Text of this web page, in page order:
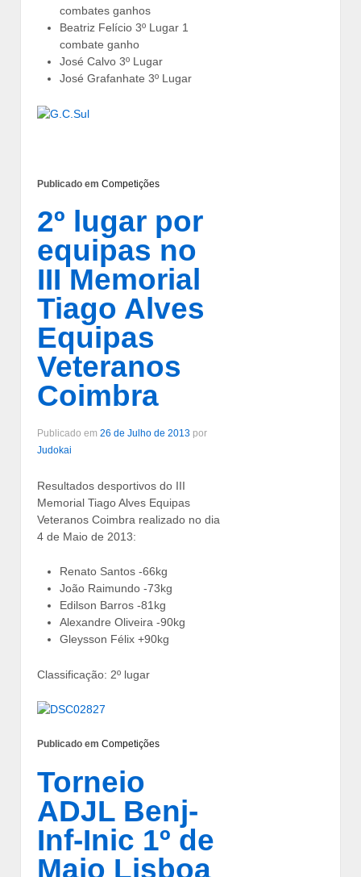
combates ganhos
Beatriz Felício 3º Lugar 1
combate ganho
José Calvo 3º Lugar
José Grafanhate 3º Lugar
Publicado em Competições
2º lugar por
equipas no
III Memorial
Tiago Alves
Equipas
Veteranos
Coimbra
Publicado em 26 de Julho de 2013 por
Judokai
Resultados desportivos do III
Memorial Tiago Alves Equipas
Veteranos Coimbra realizado no dia
4 de Maio de 2013:
Renato Santos -66kg
João Raimundo -73kg
Edilson Barros -81kg
Alexandre Oliveira -90kg
Gleysson Félix +90kg
Classificação: 2º lugar
Publicado em Competições
Torneio
ADJL Benj-
Inf-Inic 1º de
Maio Lisboa